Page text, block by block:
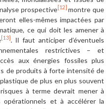
prospective [12]
montre que
elles-mêmes impactées par
ce qui doit les amener à
[13] . Il faut anticiper d’éventuels
restrictives – et
aux énergies fossiles plus
de produits à forte intensité de
de plus en plus souvent
à terme devrait mener à
et à accélérer la